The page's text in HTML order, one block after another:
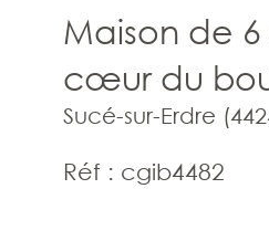
Maison de
cœur du
Sucé-sur-Erdre
Réf : cgib4482